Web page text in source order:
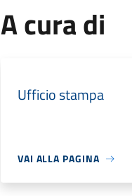
A cura di
Ufficio stampa
VAI ALLA PAGINA